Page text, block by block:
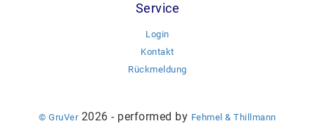
Service
Login
Kontakt
Rückmeldung
© GruVer2026 - performed by Fehmel & Thillmann